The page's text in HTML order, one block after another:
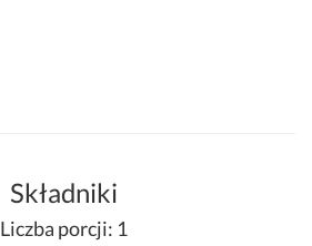
Składniki
Liczba porcji: 1